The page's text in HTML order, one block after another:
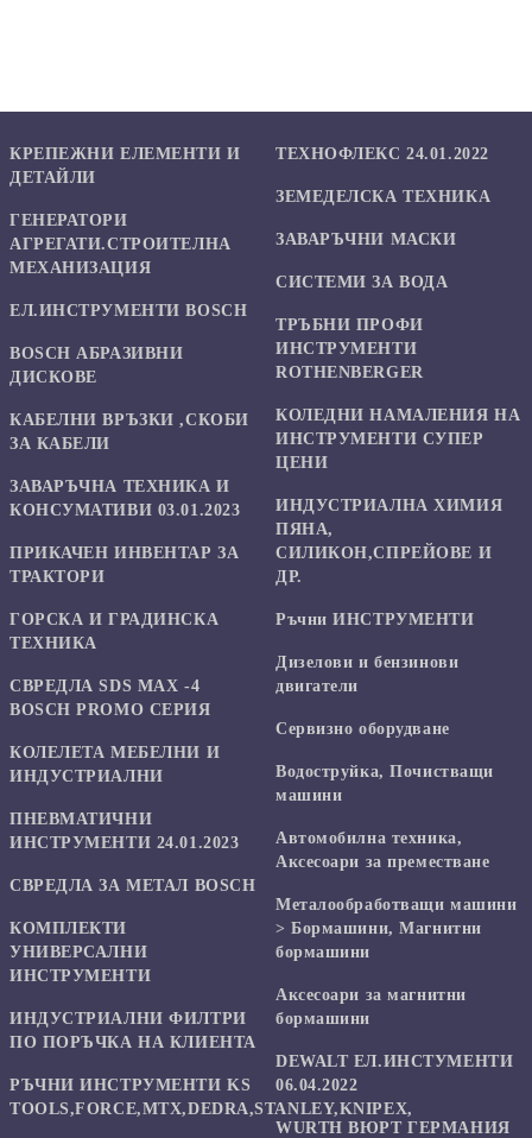
КРЕПЕЖНИ ЕЛЕМЕНТИ И
ДЕТАЙЛИ
ГЕНЕРАТОРИ
АГРЕГАТИ.СТРОИТЕЛНА
МЕХАНИЗАЦИЯ
ЕЛ.ИНСТРУМЕНТИ BOSCH
BOSCH АБРАЗИВНИ
ДИСКОВЕ
КАБЕЛНИ ВРЪЗКИ ,СКОБИ
ЗА КАБЕЛИ
ЗАВАРЪЧНА ТЕХНИКА И
КОНСУМАТИВИ 03.01.2023
ПРИКАЧЕН ИНВЕНТАР ЗА
ТРАКТОРИ
ГОРСКА И ГРАДИНСКА
ТЕХНИКА
СВРЕДЛА SDS MAX -4
BOSCH PROMO СЕРИЯ
КОЛЕЛЕТА МЕБЕЛНИ И
ИНДУСТРИАЛНИ
ПНЕВМАТИЧНИ
ИНСТРУМЕНТИ 24.01.2023
СВРЕДЛА ЗА МЕТАЛ BOSCH
КОМПЛЕКТИ
УНИВЕРСАЛНИ
ИНСТРУМЕНТИ
ИНДУСТРИАЛНИ ФИЛТРИ
ПО ПОРЪЧКА НА КЛИЕНТА
РЪЧНИ ИНСТРУМЕНТИ KS
TOOLS,FORCE,MTX,DEDRA,STANLEY,KNIPEX,
ТЕХНОФЛЕКС 24.01.2022
ЗЕМЕДЕЛСКА ТЕХНИКА
ЗАВАРЪЧНИ МАСКИ
СИСТЕМИ ЗА ВОДА
ТРЪБНИ ПРОФИ
ИНСТРУМЕНТИ
ROTHENBERGER
КОЛЕДНИ НАМАЛЕНИЯ НА
ИНСТРУМЕНТИ СУПЕР
ЦЕНИ
ИНДУСТРИАЛНА ХИМИЯ
ПЯНА,
СИЛИКОН,СПРЕЙОВЕ И
ДР.
Ръчни ИНСТРУМЕНТИ
Дизелови и бензинови
двигатели
Сервизно оборудване
Водоструйка, Почистващи
машини
Автомобилна техника,
Аксесоари за преместване
Mеталообработващи машини
> Бормашини, Магнитни
бормашини
Аксесоари за магнитни
бормашини
DEWALT ЕЛ.ИНСТУМЕНТИ
06.04.2022
WURTH ВЮРТ ГЕРМАНИЯ